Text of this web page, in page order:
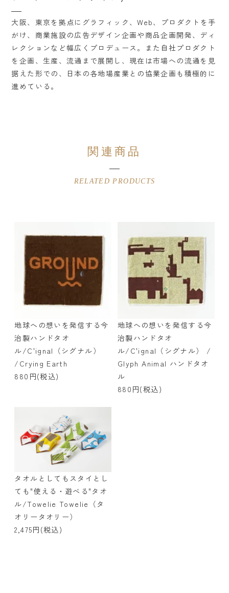
大阪、東京を拠点にグラフィック、Web、プロダクトを手
がけ、商業施設の広告デザイン企画や商品企画開発、ディ
レクションなど幅広くプロデュース。また自社プロダクト
を企画、生産、流通まで展開し、現在は市場への流通を見
据えた形での、日本の各地場産業との協業企画も積極的に
進めている。
関連商品
RELATED PRODUCTS
地球への想いを発信する今
治製ハンドタオ
ル/C'ignal（シグナル）
/Crying Earth
880円(税込)
地球への想いを発信する今
治製ハンドタオ
ル/C'ignal（シグナル） /
Glyph Animal ハンドタオ
ル
880円(税込)
タオルとしてもスタイとし
ても"使える・遊べる"タオ
ル/Towelie Towelie（タ
オリータオリー）
2,475円(税込)